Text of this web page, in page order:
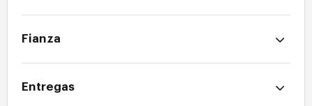
Fianza
Entregas